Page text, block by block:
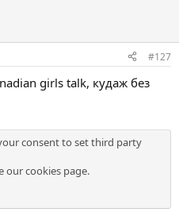
#127
girls talk, кудаж без
consent to set third party
ourcookies page.